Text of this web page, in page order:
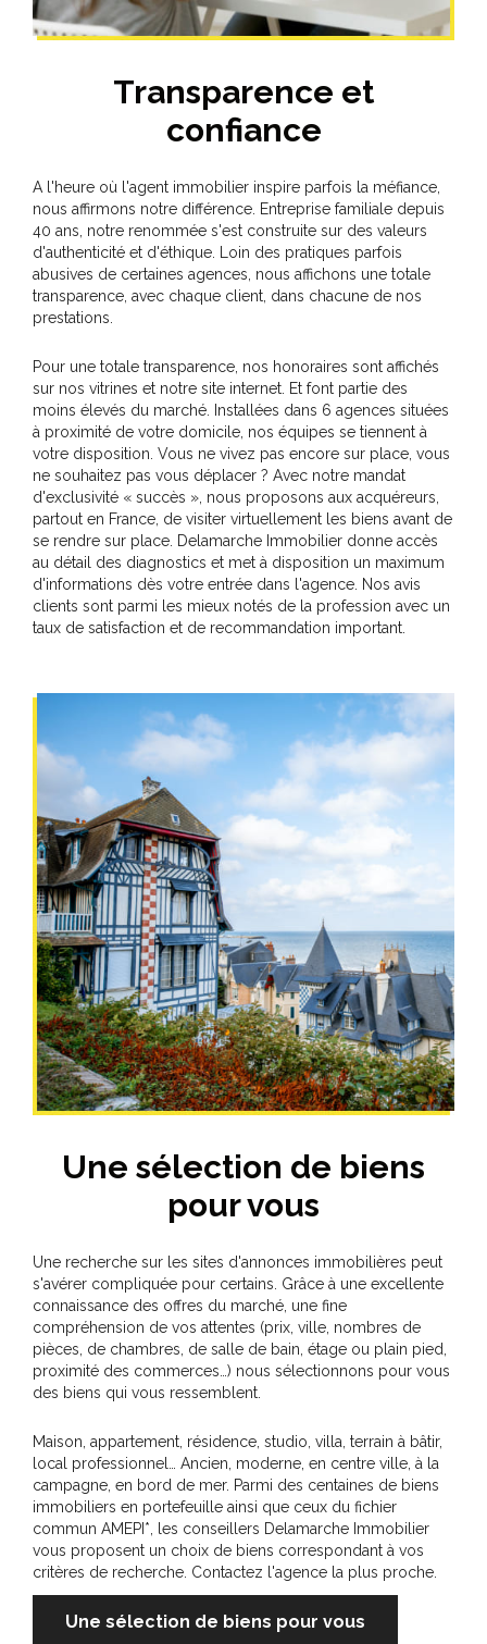
Transparence et
confiance
A l'heure où l'agent immobilier inspire parfois la méfiance,
nous affirmons notre différence. Entreprise familiale depuis
40 ans, notre renommée s'est construite sur des valeurs
d'authenticité et d'éthique. Loin des pratiques parfois
abusives de certaines agences, nous affichons une totale
transparence, avec chaque client, dans chacune de nos
prestations.
Pour une totale transparence, nos honoraires sont affichés
sur nos vitrines et notre site internet. Et font partie des
moins élevés du marché. Installées dans 6 agences situées
à proximité de votre domicile, nos équipes se tiennent à
votre disposition. Vous ne vivez pas encore sur place, vous
ne souhaitez pas vous déplacer ? Avec notre mandat
d'exclusivité « succès », nous proposons aux acquéreurs,
partout en France, de visiter virtuellement les biens avant de
se rendre sur place. Delamarche Immobilier donne accès
au détail des diagnostics et met à disposition un maximum
d'informations dès votre entrée dans l'agence. Nos avis
clients sont parmi les mieux notés de la profession avec un
taux de satisfaction et de recommandation important.
Une sélection de biens
pour vous
Une recherche sur les sites d'annonces immobilières peut
s'avérer compliquée pour certains. Grâce à une excellente
connaissance des offres du marché, une fine
compréhension de vos attentes (prix, ville, nombres de
pièces, de chambres, de salle de bain, étage ou plain pied,
proximité des commerces…) nous sélectionnons pour vous
des biens qui vous ressemblent.
Maison, appartement, résidence, studio, villa, terrain à bâtir,
local professionnel… Ancien, moderne, en centre ville, à la
campagne, en bord de mer. Parmi des centaines de biens
immobiliers en portefeuille ainsi que ceux du fichier
commun AMEPI*, les conseillers Delamarche Immobilier
vous proposent un choix de biens correspondant à vos
critères de recherche. Contactez l'agence la plus proche.
Une sélection de biens pour vous